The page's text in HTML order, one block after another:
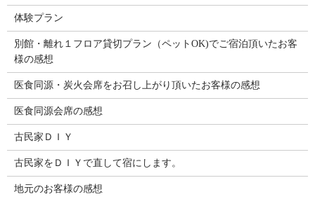
体験プラン
別館・離れ１フロア貸切プラン（ペットOK)でご宿泊頂いたお客
様の感想
医食同源・炭火会席をお召し上がり頂いたお客様の感想
医食同源会席の感想
古民家ＤＩＹ
古民家をＤＩＹで直して宿にします。
地元のお客様の感想